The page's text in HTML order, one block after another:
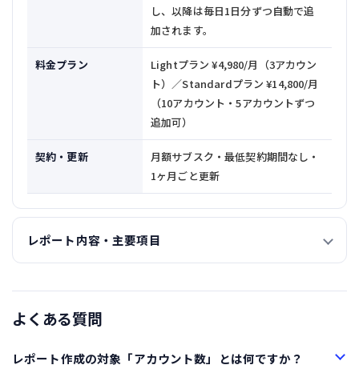
し、以降は毎日1日分ずつ自動で追
加されます。
料金プラン
Lightプラン ¥4,980/月（3アカウン
ト）／Standardプラン ¥14,800/月
（10アカウント・5アカウントずつ
追加可）
契約・更新
月額サブスク・最低契約期間なし・
1ヶ月ごと更新
レポート内容・主要項目
よくある質問
レポート作成の対象「アカウント数」とは何ですか？